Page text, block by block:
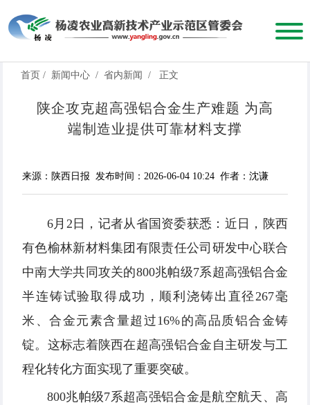
首页 / 新闻中心 / 省内新闻 / 正文
陕企攻克超高强铝合金生产难题 为高
端制造业提供可靠材料支撑
来源：陕西日报 发布时间：2026-06-04 10:24 作者：沈谦
6月2日，记者从省国资委获悉：近日，陕西
有色榆林新材料集团有限责任公司研发中心联合
中南大学共同攻关的800兆帕级7系超高强铝合金
半连铸试验取得成功，顺利浇铸出直径267毫
米、合金元素含量超过16%的高品质铝合金铸
锭。这标志着陕西在超高强铝合金自主研发与工
程化转化方面实现了重要突破。
800兆帕级7系超高强铝合金是航空航天、高